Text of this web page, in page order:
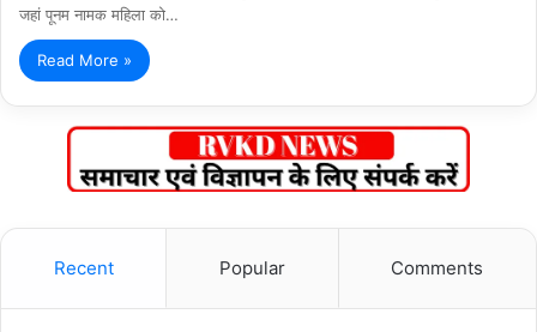
जहां पूनम नामक महिला को…
Read More »
Recent Popular Comments